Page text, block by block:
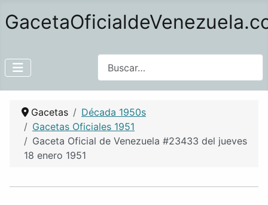
Gacetas
Década 1950s
Gacetas Oficiales 1951
Gaceta Oficial de Venezuela #23433 del jueves
18 enero 1951